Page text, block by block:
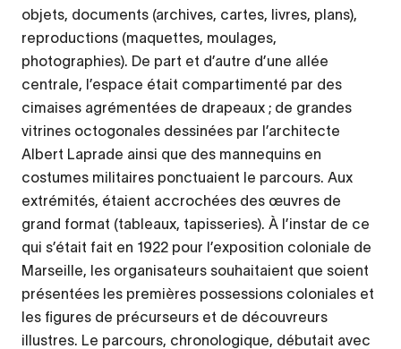
objets, documents (archives, cartes, livres, plans),
reproductions (maquettes, moulages,
photographies). De part et d’autre d’une allée
centrale, l’espace était compartimenté par des
cimaises agrémentées de drapeaux ; de grandes
vitrines octogonales dessinées par l’architecte
Albert Laprade ainsi que des mannequins en
costumes militaires ponctuaient le parcours. Aux
extrémités, étaient accrochées des œuvres de
grand format (tableaux, tapisseries). À l’instar de ce
qui s’était fait en 1922 pour l’exposition coloniale de
Marseille, les organisateurs souhaitaient que soient
présentées les premières possessions coloniales et
les figures de précurseurs et de découvreurs
illustres. Le parcours, chronologique, débutait avec